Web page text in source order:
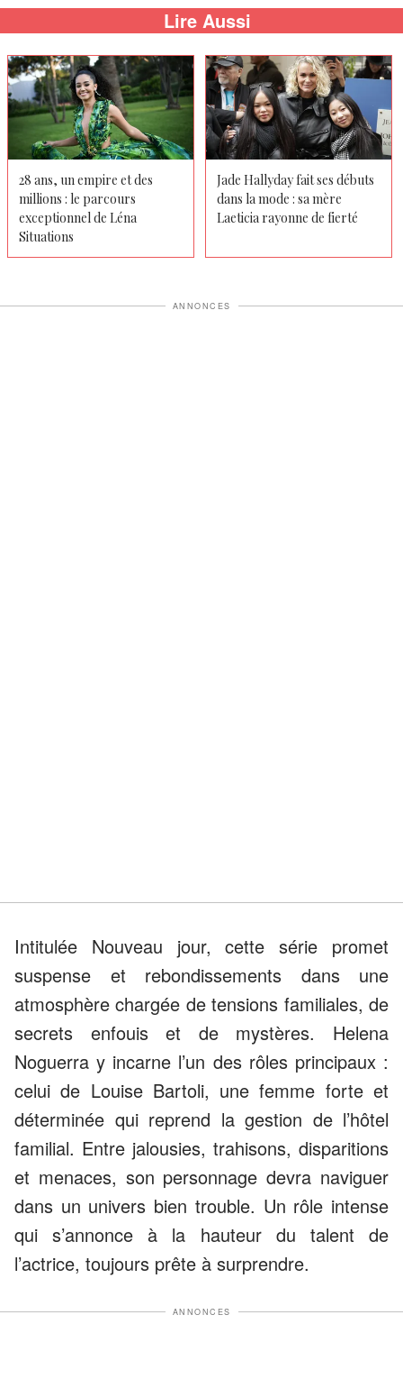
Lire Aussi
28 ans, un empire et des
millions : le parcours
exceptionnel de Léna
Situations
Jade Hallyday fait ses débuts
dans la mode : sa mère
Laeticia rayonne de fierté
ANNONCES
Intitulée Nouveau jour, cette série promet
suspense et rebondissements dans une
atmosphère chargée de tensions familiales, de
secrets enfouis et de mystères. Helena
Noguerra y incarne l’un des rôles principaux :
celui de Louise Bartoli, une femme forte et
déterminée qui reprend la gestion de l’hôtel
familial. Entre jalousies, trahisons, disparitions
et menaces, son personnage devra naviguer
dans un univers bien trouble. Un rôle intense
qui s’annonce à la hauteur du talent de
l’actrice, toujours prête à surprendre.
ANNONCES